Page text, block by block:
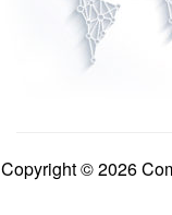
Copyright © 2026